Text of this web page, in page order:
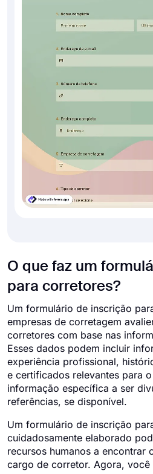
O que faz um
para corretores?
Um formulário de inscrição
empresas de corretagem
corretores com base nas
Esses dados podem incluir
experiência profissional,
e certificados relevantes para
informação específica a ser
referências, se disponível.
Um formulário de inscrição
cuidadosamente elaborado
recursos humanos a encontrar
cargo de corretor. Agora,